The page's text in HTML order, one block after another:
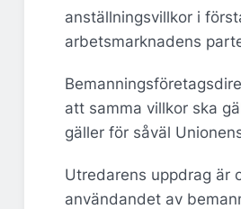
anställningsvillkor i
arbetsmarknadens
att samma villkor ska
gäller för såväl
Utredarens uppdrag är
användandet av